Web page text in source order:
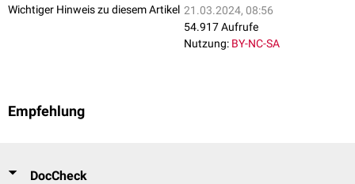
Wichtiger Hinweis zu diesem Artikel 21.03.2024, 08:56
54.917 Aufrufe
Nutzung: BY-NC-SA
Empfehlung
DocCheck